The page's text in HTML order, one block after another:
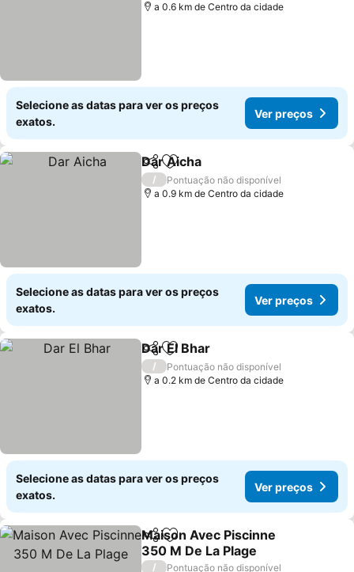
a 0.6 km de Centro da cidade
Selecione as datas para ver os preços
exatos.
Ver preços
PartilharAdicionar aos favoritos
Dar Aicha
/
Pontuação não disponível
a 0.9 km de Centro da cidade
Selecione as datas para ver os preços
exatos.
Ver preços
PartilharAdicionar aos favoritos
Dar El Bhar
/
Pontuação não disponível
a 0.2 km de Centro da cidade
Selecione as datas para ver os preços
exatos.
Ver preços
PartilharAdicionar aos favoritos
Maison Avec Piscinne
350 M De La Plage
/ Pontuação não disponível